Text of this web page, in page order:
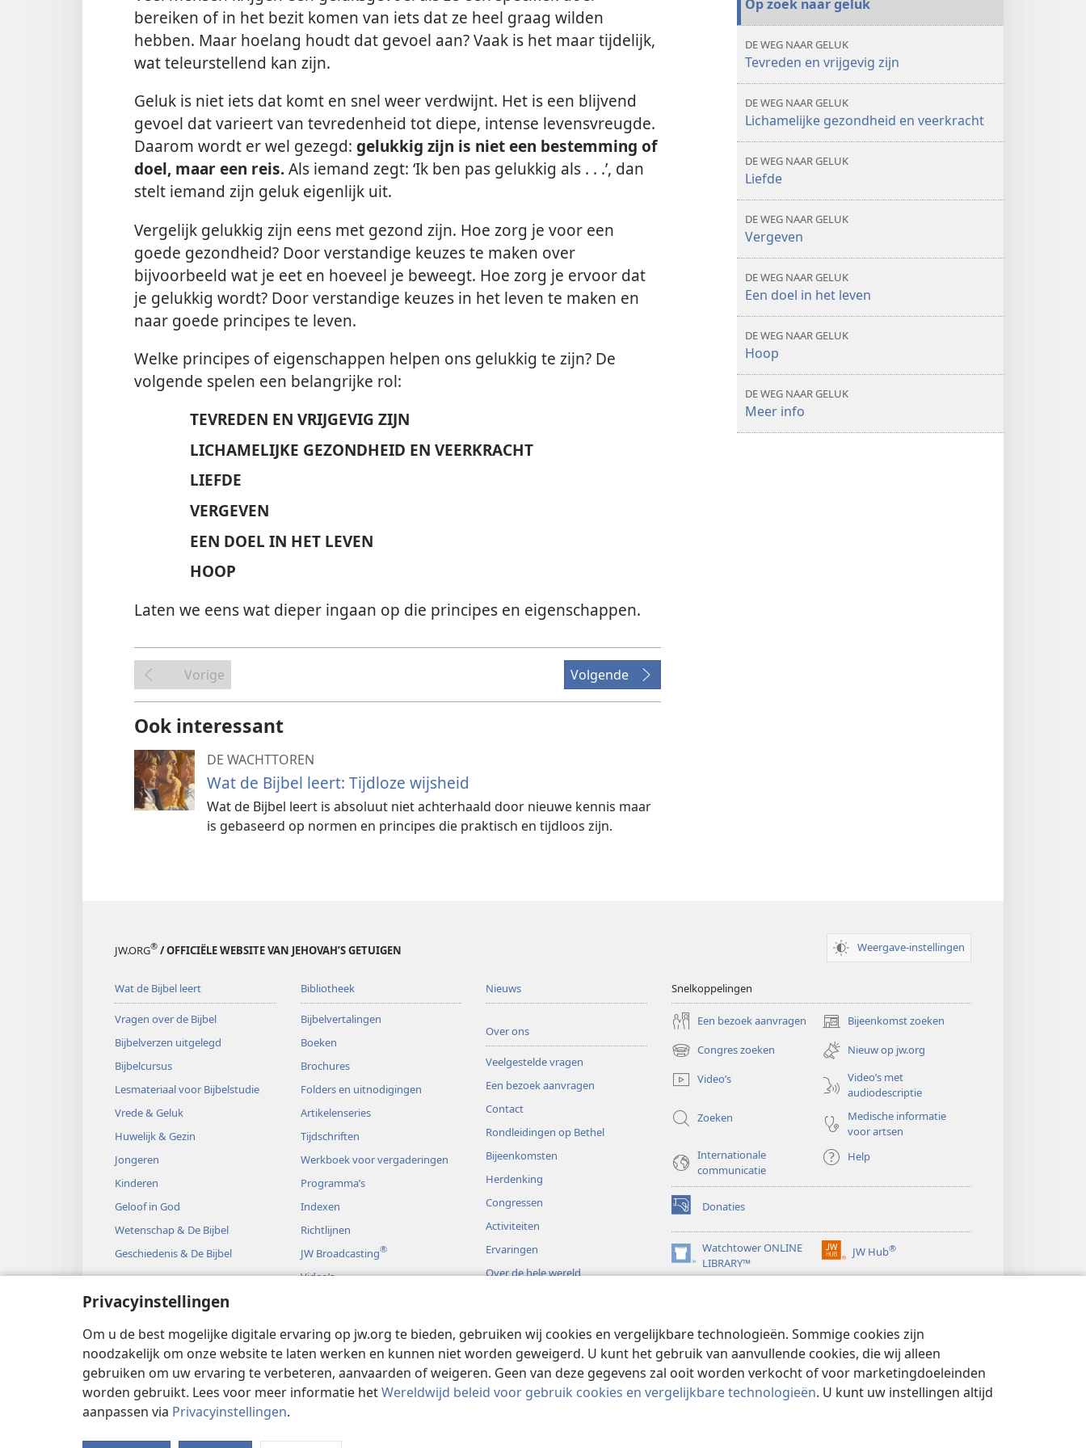
Privacyinstellingen
Om u de best mogelijke digitale ervaring op jw.org te bieden, gebruiken wij cookies en vergelijkbare technologieën. Sommige cookies zijn
noodzakelijk om onze website te laten werken en kunnen niet worden geweigerd. U kunt het gebruik van aanvullende cookies, die wij alleen
gebruiken om uw ervaring te verbeteren, aanvaarden of weigeren. Geen van deze gegevens zal ooit worden verkocht of voor marketingdoeleinden
worden gebruikt. Lees voor meer informatie hetWereldwijd beleid voor gebruik cookies en vergelijkbare technologieën. U kunt uw instellingen altijd
aanpassen via Privacyinstellingen.
bereiken of in het bezit komen van iets dat ze heel graag wilden
hebben. Maar hoelang houdt dat gevoel aan? Vaak is het maar tijdelijk,
wat teleurstellend kan zijn.
Geluk is niet iets dat komt en snel weer verdwijnt. Het is een blijvend
gevoel dat varieert van tevredenheid tot diepe, intense levensvreugde.
Daarom wordt er wel gezegd: gelukkig zijn is niet een bestemming of
doel, maar een reis.Als iemand zegt: ‘Ik ben pas gelukkig als . . .’, dan
stelt iemand zijn geluk eigenlijk uit.
Vergelijk gelukkig zijn eens met gezond zijn. Hoe zorg je voor een
goede gezondheid? Door verstandige keuzes te maken over
bijvoorbeeld wat je eet en hoeveel je beweegt. Hoe zorg je ervoor dat
je gelukkig wordt? Door verstandige keuzes in het leven te maken en
naar goede principes te leven.
Welke principes of eigenschappen helpen ons gelukkig te zijn? De
volgende spelen een belangrijke rol:
TEVREDEN EN VRIJGEVIG ZIJN
LICHAMELIJKE GEZONDHEID EN VEERKRACHT
LIEFDE
VERGEVEN
EEN DOEL IN HET LEVEN
HOOP
Laten we eens wat dieper ingaan op die principes en eigenschappen.
Vorige Volgende
Ook interessant
DE WACHTTOREN
Wat de Bijbel leert: Tijdloze wijsheid
Wat de Bijbel leert is absoluut niet achterhaald door nieuwe kennis maar
is gebaseerd op normen en principes die praktisch en tijdloos zijn.
Op zoek naar geluk
DE WEG NAAR GELUK
Tevreden en vrijgevig zijn
DE WEG NAAR GELUK
Lichamelijke gezondheid en veerkracht
DE WEG NAAR GELUK
Liefde
DE WEG NAAR GELUK
Vergeven
DE WEG NAAR GELUK
Een doel in het leven
DE WEG NAAR GELUK
Hoop
DE WEG NAAR GELUK
Meer info
JW.ORG® / OFFICIËLE WEBSITE VAN JEHOVAH’S GETUIGEN Weergave-instellingen
Wat de Bijbel leert
Vragen over de Bijbel
Bijbelverzen uitgelegd
Bijbelcursus
Lesmateriaal voor Bijbelstudie
Vrede & Geluk
Huwelijk & Gezin
Jongeren
Kinderen
Geloof in God
Wetenschap & De Bijbel
Geschiedenis & De Bijbel
Bibliotheek
Bijbelvertalingen
Boeken
Brochures
Folders en uitnodigingen
Artikelenseries
Tijdschriften
Werkboek voor vergaderingen
Programma’s
Indexen
Richtlijnen
JW Broadcasting®
Video’s
Bijbelse hoorspelen
Nieuws
Over ons
Veelgestelde vragen
Een bezoek aanvragen
Contact
Rondleidingen op Bethel
Bijeenkomsten
Herdenking
Congressen
Activiteiten
Ervaringen
Over de hele wereld
Snelkoppelingen
Een bezoek aanvragen Bijeenkomst zoeken
(opent
nieuw
venster)
Congres zoeken
(opent
nieuw
venster)
Nieuw op jw.org
Video’s
Video’s met
audiodescriptie
Zoeken
Medische informatie
voor artsen
Internationale
communicatie
Help
Donaties
(opent
nieuw
venster)Watchtower ONLINE
LIBRARY™
(opent
nieuw
JW Hub®
(opent
nieuw
Copyright© 2026 Watch Tower Bible and Tract Society of Pennsylvania.